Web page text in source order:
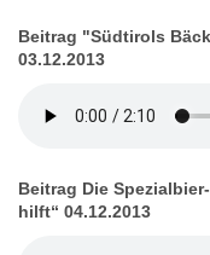
Beitrag "Südtirols
03.12.2013
Beitrag Die
hilft“ 04.12.2013